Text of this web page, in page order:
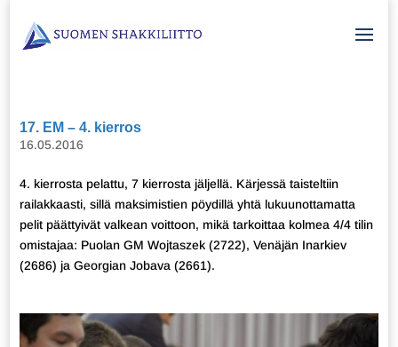
17. EM – 4. kierros
16.05.2016
4. kierrosta pelattu, 7 kierrosta jäljellä. Kärjessä taisteltiin
railakkaasti, sillä maksimistien pöydillä yhtä lukuunottamatta
pelit päättyivät valkean voittoon, mikä tarkoittaa kolmea 4/4 tilin
omistajaa: Puolan GM Wojtaszek (2722), Venäjän Inarkiev
(2686) ja Georgian Jobava (2661).